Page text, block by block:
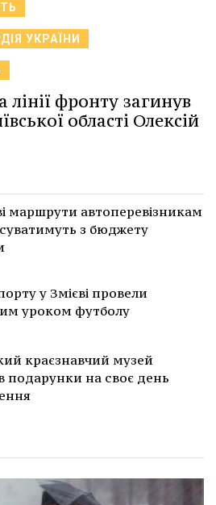
УКРАЇНИ
фронту загинув
області Олексій
маршрути автоперевізникам
з бюджету
у Змієві провели
уроком футболу
краєзнавчий музей
подарунки на своє день